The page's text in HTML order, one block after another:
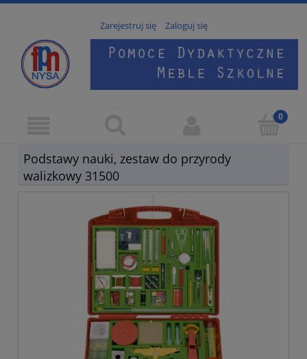
Zarejestruj się Zaloguj się
Podstawy nauki, zestaw do przyrody
walizkowy 31500